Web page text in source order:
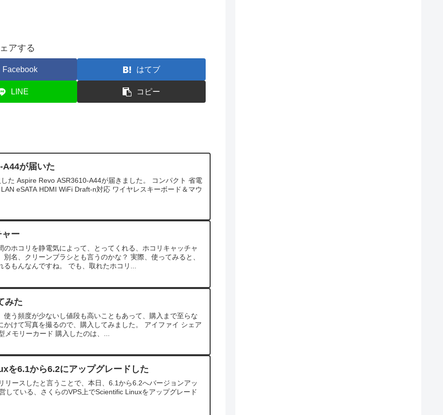
アする
Facebook はてブ
LINE コピー
が届いた
た Aspire Revo ASR3610-A44が届きました。 コンパクト 省電
eSATA HDMI WiFi Draft-n対応 ワイヤレスキーボード＆マウ
ャー
のホコリを静電気によって、とってくれる、ホコリキャッチャ
名、クリーンブラシとも言うのかな？ 実際、使ってみると、
もんなんですね。 でも、取れたホコリ...
みた
使う頻度が少ないし値段も高いこともあって、購入まで至らな
かけて写真を撮るので、購入してみました。 アイファイ シェア
メモリーカード 購入したのは、...
を6.1から6.2にアップグレードした
リースしたと言うことで、本日、6.1から6.2へバージョンアッ
している、さくらのVPS上でScientific Linuxをアップグレード